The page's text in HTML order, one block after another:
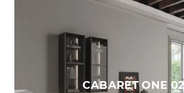
CABARET ONE 02